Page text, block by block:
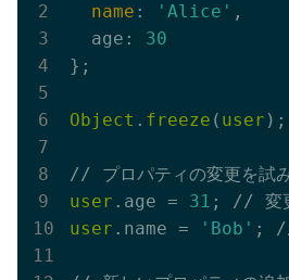
name : 'Alice' ,
  age:
30
};
Object . freeze ( user
user .age = 31
user .name = 'Bob' ; //